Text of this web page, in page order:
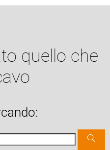
quello che